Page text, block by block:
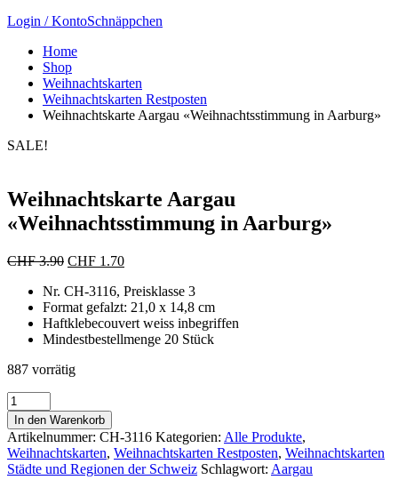
Login / KontoSchnäppchen
Home
Shop
Weihnachtskarten
Weihnachtskarten Restposten
Weihnachtskarte Aargau «Weihnachtsstimmung in Aarburg»
SALE!
Weihnachtskarte Aargau
«Weihnachtsstimmung in Aarburg»
CHF3.90 Ursprünglicher
war:
CHF 3.90
CHF 1.70Aktueller
ist:
CHF 1.70.
Nr. CH-3116, Preisklasse 3
Format gefalzt: 21,0 x 14,8 cm
Haftklebecouvert weiss inbegriffen
Mindestbestellmenge 20 Stück
887 vorrätig
Weihnachtskarte
Aargau
«Weihnachtsstimmung
in
Aarburg»
Menge
In den Warenkorb
Artikelnummer: CH-3116 Kategorien: Alle Produkte,
Weihnachtskarten, Weihnachtskarten Restposten, Weihnachtskarten
Städte und Regionen der Schweiz Schlagwort: Aargau